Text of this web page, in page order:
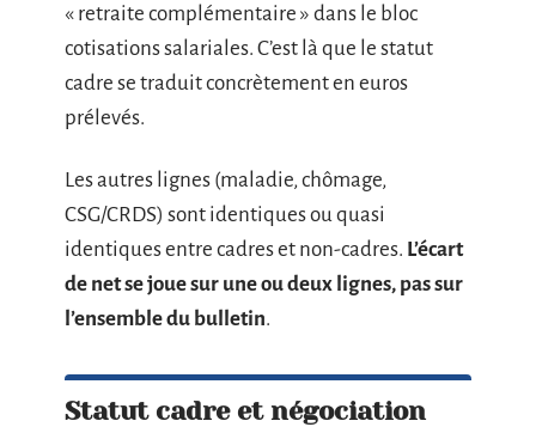
« retraite complémentaire » dans le bloc
cotisations salariales. C’est là que le statut
cadre se traduit concrètement en euros
prélevés.
Les autres lignes (maladie, chômage,
CSG/CRDS) sont identiques ou quasi
identiques entre cadres et non-cadres. L’écart
de net se joue sur une ou deux lignes, pas sur
l’ensemble du bulletin.
Statut cadre et négociation